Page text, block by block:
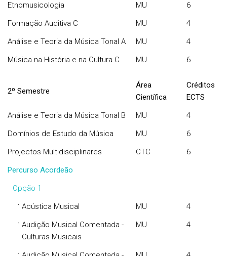
Etnomusicologia
MU
6
Formação Auditiva C
MU
4
Análise e Teoria da Música Tonal A
MU
4
Música na História e na Cultura C
MU 6
2º Semestre
Área
Científica
Créditos
ECTS
Análise e Teoria da Música Tonal B
MU
4
Domínios de Estudo da Música
MU
6
Projectos Multidisciplinares
CTC
6
Percurso Acordeão
Opção 1
· Acústica Musical MU 4
· Audição Musical Comentada -
Culturas Musicais
MU 4
·